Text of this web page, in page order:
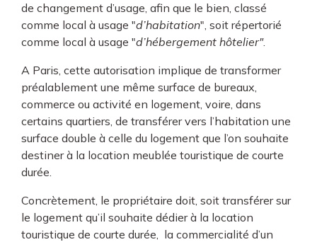
de changement d’usage, afin que le bien, classé
comme local à usage "d’habitation", soit répertorié
comme local à usage "d’hébergement hôtelier".
A Paris, cette autorisation implique de transformer
préalablement une même surface de bureaux,
commerce ou activité en logement, voire, dans
certains quartiers, de transférer vers l’habitation une
surface double à celle du logement que l’on souhaite
destiner à la location meublée touristique de courte
durée.
Concrètement, le propriétaire doit, soit transférer sur
le logement qu’il souhaite dédier à la location
touristique de courte durée, la commercialité d’un